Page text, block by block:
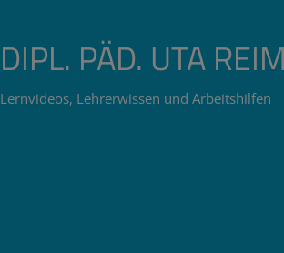
DIPL. PÄD. UTA
Lernvideos, Lehrerwissen und Arbeitshilfen